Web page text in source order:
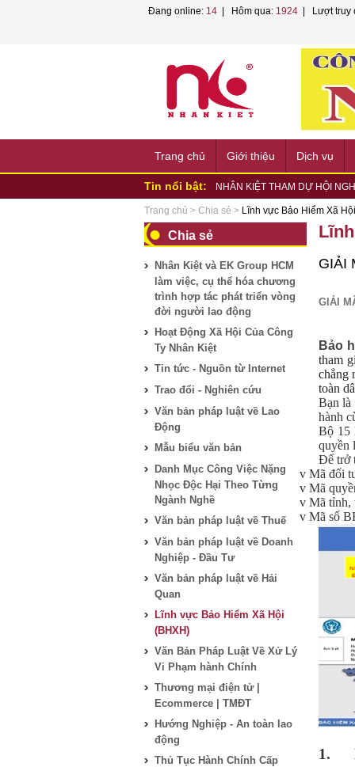
Đang online: 14 | Hôm qua: 1924 | Lượt truy
Trang chủ Giới thiệu Dịch vụ
Tin nổi bật:
NHÂN KIỆT VÀ EK GROUP
NHÂN KIỆT KÝ KẾT HỢP TÁC
NHÂN KIỆT PHỐI HỢP TỔ
NHÂN KIỆT ĐỒNG HÀNH
HỘI...
NHÂN KIỆT ĐỒNG HÀNH
PHƯỜNG...
NHÂN KIỆT ĐỒNG HÀNH HỘI
NHÂN KIỆT CHUNG TAY HỖ
Nhân Kiệt tham gia tập huấn
Nhân Kiệt và VNPT TP.HCM
NHÂN KIỆT THAM DỰ HỘI
LAO...
Trang chủ > Chia sẻ > Lĩnh vực Bảo Hiểm Xã
Chia sẻ
Nhân Kiệt và EK Group HCM
làm việc, cụ thể hóa chương
trình hợp tác phát triển vòng
đời người lao động
Hoạt Động Xã Hội Của Công
Ty Nhân Kiệt
Tin tức - Nguồn từ Internet
Trao đổi - Nghiên cứu
Văn bản pháp luật về Lao
Động
Mẫu biểu văn bản
Danh Mục Công Việc Nặng
Nhọc Độc Hại Theo Từng
Ngành Nghề
Văn bản pháp luật về Thuế
Văn bản pháp luật về Doanh
Nghiệp - Đầu Tư
Văn bản pháp luật về Hải
Quan
Lĩnh vực Bảo Hiểm Xã Hội
(BHXH)
Văn Bản Pháp Luật Về Xử Lý
Vi Phạm hành Chính
Thương mại điện tử |
Ecommerce | TMĐT
Hướng Nghiệp - An toàn lao
động
Thủ Tục Hành Chính Cấp
GIẢI
GIẢI
Bảo
tham
chẳng
toàn
Bạn là
hành
Bộ 15
quyền
Để trở
v Mã đối
v Mã
v Mã tỉnh,
v Mã số
1.